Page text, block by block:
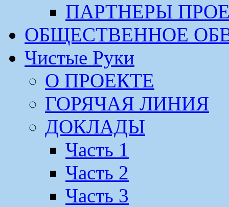
ПАРТНЕРЫ
ОБЩЕСТВЕННОЕ
Чистые Руки
О ПРОЕКТЕ
ГОРЯЧАЯ ЛИНИЯ
ДОКЛАДЫ
Часть 1
Часть 2
Часть 3